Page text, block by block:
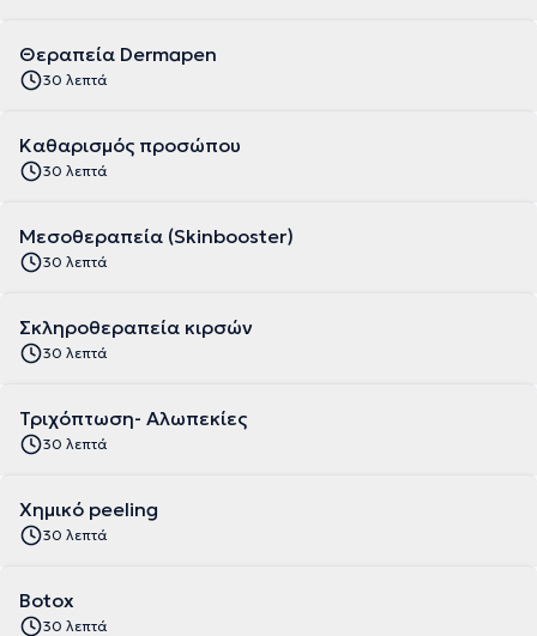
Θεραπεία Dermapen
30 λεπτά
Καθαρισμός προσώπου
30 λεπτά
Μεσοθεραπεία (Skinbooster)
30 λεπτά
Σκληροθεραπεία κιρσών
30 λεπτά
Τριχόπτωση- Αλωπεκίες
30 λεπτά
Χημικό peeling
30 λεπτά
Botox
30 λεπτά